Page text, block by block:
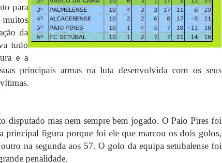
para
da
tudo
e a
principais armas na luta desenvolvida com os seus
disputado mas nem sempre bem jogado. O Paio Pires foi
principal figura porque foi ele que marcou os dois golos,
na segunda aos 57. O golo da equipa setubalense foi
penalidade.